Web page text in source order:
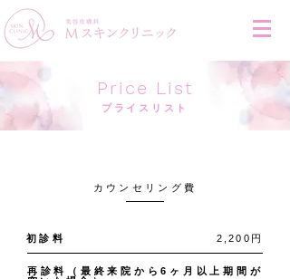
Price List
プライスリスト
カウンセリング費
初診料 2,200円
再診料（最終来院から6ヶ月以上期間が